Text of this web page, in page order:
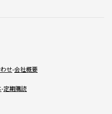
せ 会社概要
定期購読